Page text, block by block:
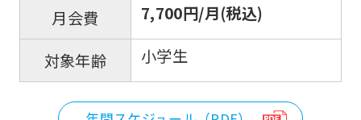
月会費
7,700円/月(税込)
対象年齢 小学生